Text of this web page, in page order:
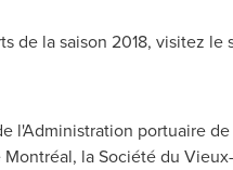
de la saison 2018, visitez le
l'Administration portuaire
la Société du